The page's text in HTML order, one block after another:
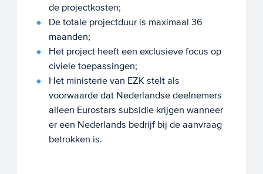
de projectkosten;
De totale projectduur is maximaal 36
maanden;
Het project heeft een exclusieve focus op
civiele toepassingen;
Het ministerie van EZK stelt als
voorwaarde dat Nederlandse deelnemers
alleen Eurostars subsidie krijgen wanneer
er een Nederlands bedrijf bij de aanvraag
betrokken is.